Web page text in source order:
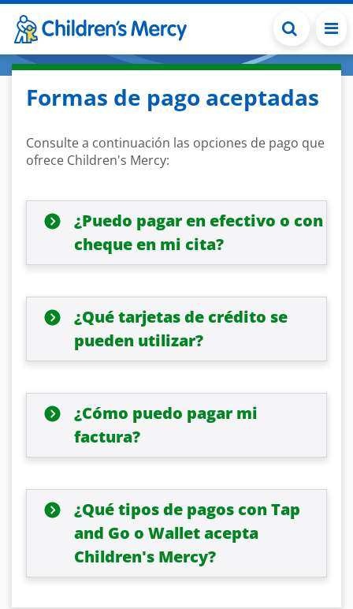
Skip to main content
Formas de pago aceptadas
Consulte a continuación las opciones de pago que
ofrece Children's Mercy:
¿Puedo pagar en efectivo o con
cheque en mi cita?
¿Qué tarjetas de crédito se
pueden utilizar?
¿Cómo puedo pagar mi
factura?
¿Qué tipos de pagos con Tap
and Go o Wallet acepta
Children's Mercy?